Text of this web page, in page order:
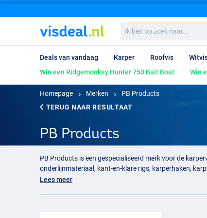
ben
op
naar...
Deals van vandaag Karper Roofvis
Win een Ridgemonkey Hunter 750 Bait Boat
Win
Homepage Merken
PB Products
TERUG NAAR RESULTAAT
PB Products
PB Products is een gespecialiseerd merk voor de
onderlijnmateriaal, kant-en-klare rigs, karperhaken,
afstemmen op het bodemtype, de visafstand,
Lees meer